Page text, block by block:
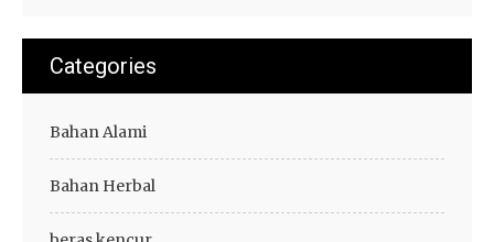
Categories
Bahan Alami
Bahan Herbal